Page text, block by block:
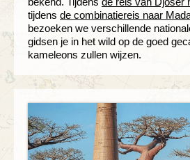
tijdens de combinatiereis naar
bezoeken we verschillende
gidsen je in het wild op de goed
kameleons zullen wijzen.